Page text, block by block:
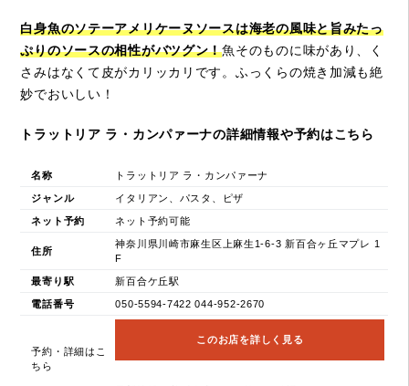
白身魚のソテーアメリケーヌソースは海老の風味と旨みたっ
ぷりのソースの相性がバツグン！魚そのものに味があり、く
さみはなくて皮がカリッカリです。ふっくらの焼き加減も絶
妙でおいしい！
トラットリア ラ・カンパァーナの詳細情報や予約はこちら
名称 トラットリア ラ・カンパァーナ
ジャンル イタリアン、パスタ、ピザ
ネット予約 ネット予約可能
住所
神奈川県川崎市麻生区上麻生1-6-3 新百合ヶ丘マプレ 1
F
最寄り駅 新百合ケ丘駅
電話番号 050-5594-7422 044-952-2670
予約・詳細はこ
ちら
このお店を詳しく見る